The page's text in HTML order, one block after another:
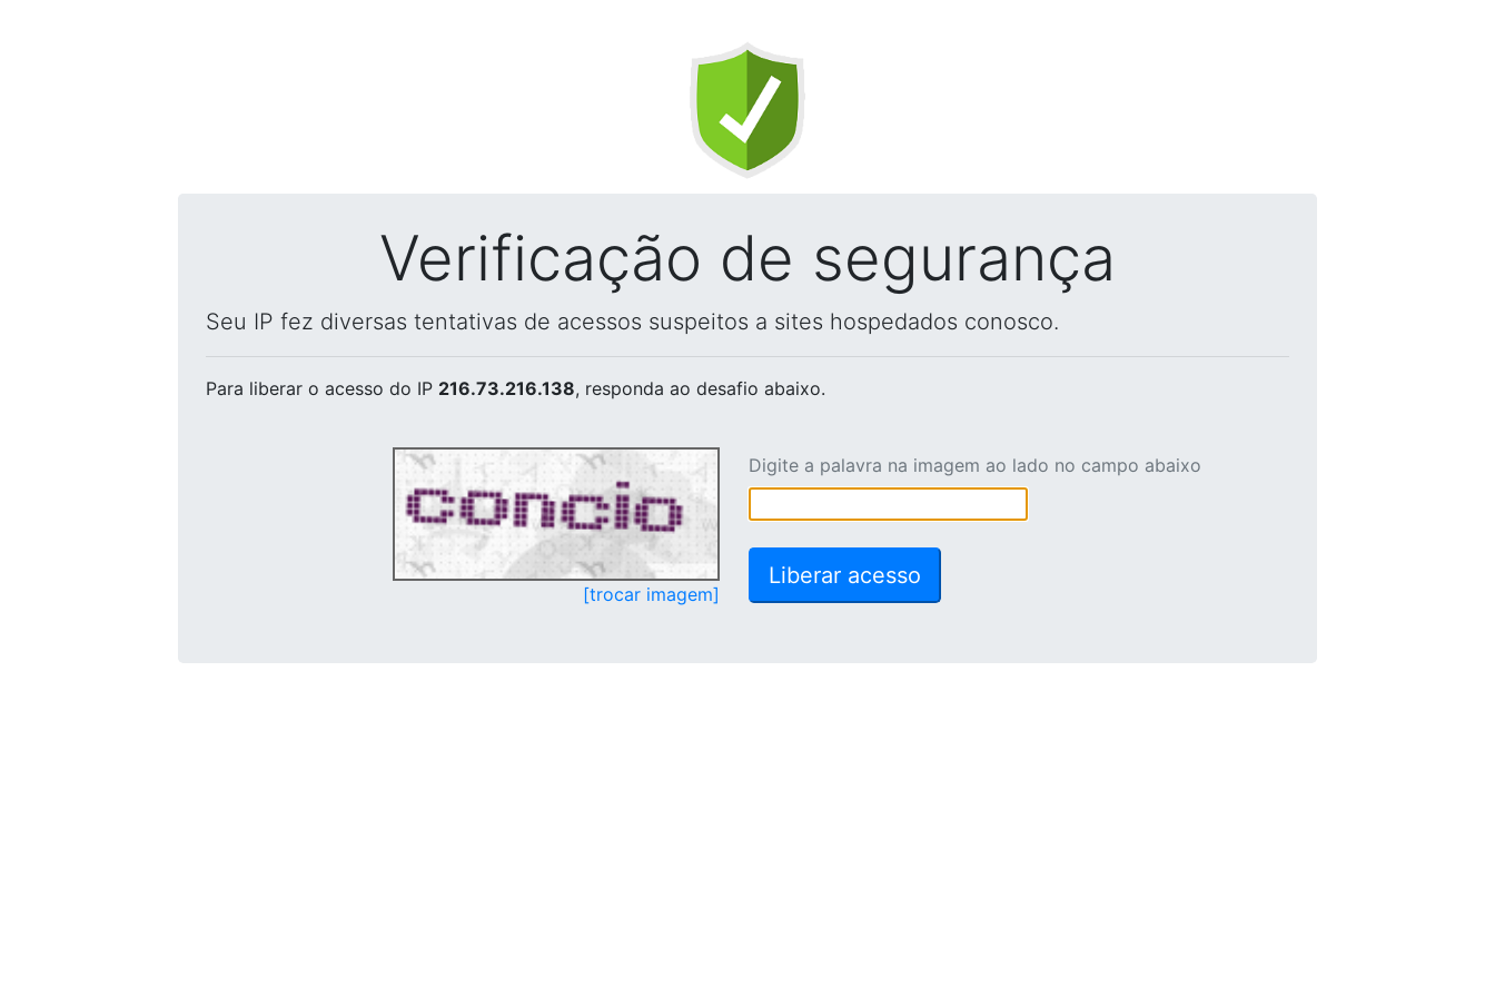
Verificação de segurança
Seu IP fez diversas tentativas de acessos suspeitos a sites hospedados conosco.
Para liberar o acesso do IP 216.73.216.138, responda ao desafio abaixo.
[trocar imagem]
Digite a palavra na imagem ao lado no campo abaixo